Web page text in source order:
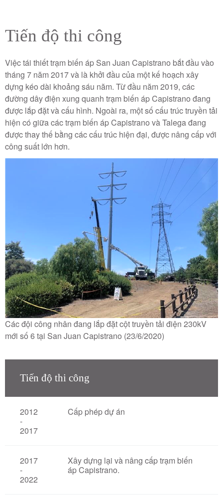
Tiến độ thi công
Việc tái thiết trạm biến áp San Juan Capistrano bắt đầu vào
tháng 7 năm 2017 và là khởi đầu của một kế hoạch xây
dựng kéo dài khoảng sáu năm. Từ đầu năm 2019, các
đường dây điện xung quanh trạm biến áp Capistrano đang
được lắp đặt và cấu hình. Ngoài ra, một số cấu trúc truyền tải
hiện có giữa các trạm biến áp Capistrano và Talega đang
được thay thế bằng các cấu trúc hiện đại, được nâng cấp với
công suất lớn hơn.
Các đội công nhân đang lắp đặt cột truyền tải điện 230kV
mới số 6 tại San Juan Capistrano (23/6/2020)
Tiến độ thi công
2012
-
2017
Cấp phép dự án
2017
-
2022
Xây dựng lại và nâng cấp trạm biến
áp Capistrano.